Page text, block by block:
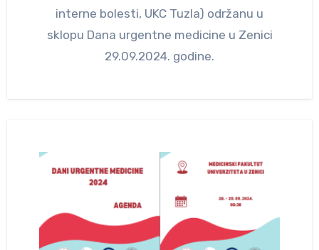
interne bolesti, UKC Tuzla) održanu u
sklopu Dana urgentne medicine u Zenici
29.09.2024. godine.